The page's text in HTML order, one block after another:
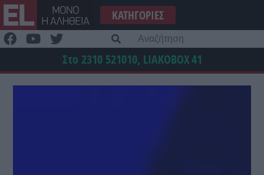
Μετάβαση
στο
περιεχόμενο
ΚΑΤΗΓΟΡΊΕΣ
Στο 2310 521010, LIAKOBOX41